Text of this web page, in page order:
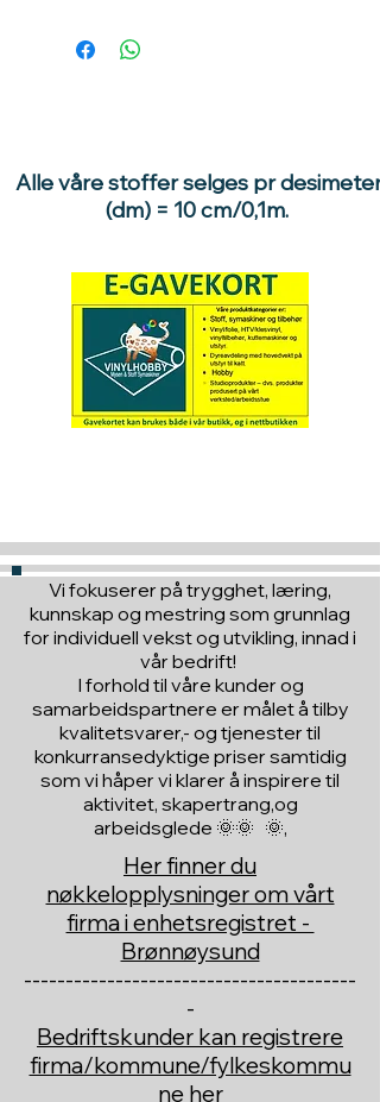
Alle våre stoffer selges pr desimeter
(dm) = 10 cm/0,1m.
Vi fokuserer på trygghet, læring,
kunnskap og mestring som grunnlag
for individuell vekst og utvikling, innad i
vår bedrift!
I forhold til våre kunder og
samarbeidspartnere er målet å tilby
kvalitetsvarer,- og tjenester til
konkurransedyktige priser samtidig
som vi håper vi klarer å inspirere til
aktivitet, skapertrang,og
arbeidsglede 🌞🌞 🌞,
Her finner du
nøkkelopplysninger om vårt
firma i enhetsregistret -
Brønnøysund
----------------------------------------
-
Bedriftskunder kan registrere
firma/kommune/fylkeskommu
ne her